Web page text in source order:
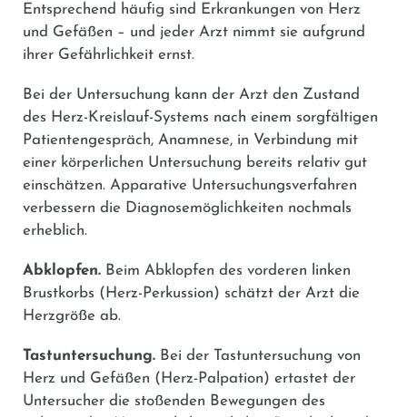
Entsprechend häufig sind Erkrankungen von Herz
und Gefäßen – und jeder Arzt nimmt sie aufgrund
ihrer Gefährlichkeit ernst.
Bei der Untersuchung kann der Arzt den Zustand
des Herz-Kreislauf-Systems nach einem sorgfältigen
Patientengespräch, Anamnese, in Verbindung mit
einer körperlichen Untersuchung bereits relativ gut
einschätzen. Apparative Untersuchungsverfahren
verbessern die Diagnosemöglichkeiten nochmals
erheblich.
Abklopfen. Beim Abklopfen des vorderen linken
Brustkorbs (Herz-Perkussion) schätzt der Arzt die
Herzgröße ab.
Tastuntersuchung. Bei der Tastuntersuchung von
Herz und Gefäßen (Herz-Palpation) ertastet der
Untersucher die stoßenden Bewegungen des